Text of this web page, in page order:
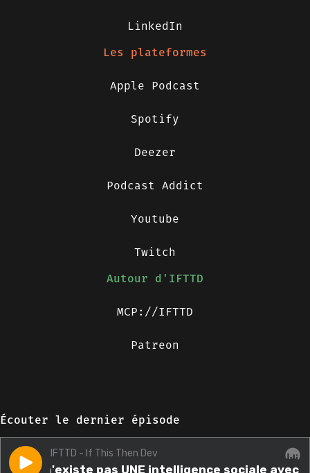
LinkedIn
Les plateformes
Apple Podcast
Spotify
Deezer
Podcast Addict
Youtube
Twitch
Autour d'IFTTD
MCP://IFTTD
Patreon
Écouter le dernier épisode